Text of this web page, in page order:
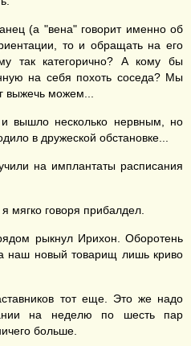
(а "вена" говорит именно об
то и обращать на его
так категорично? А кому бы
на себя похоть соседа? Мы
выжечь можем...
вышло несколько нервным, но
в дружеской обстановке...
на имплантаты расписания
мягко говоря прибалдел.
рыкнул Ирихон. Оборотень
а наш новый товарищ лишь криво
тот еще. Это же надо
на неделю по шесть пар
больше.